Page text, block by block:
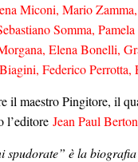
Miconi, Mario
Somma, Pamela
Elena Bonelli,
Federico
il maestro Pingitore, il
l’editore Jean Paul
spudorate” è la